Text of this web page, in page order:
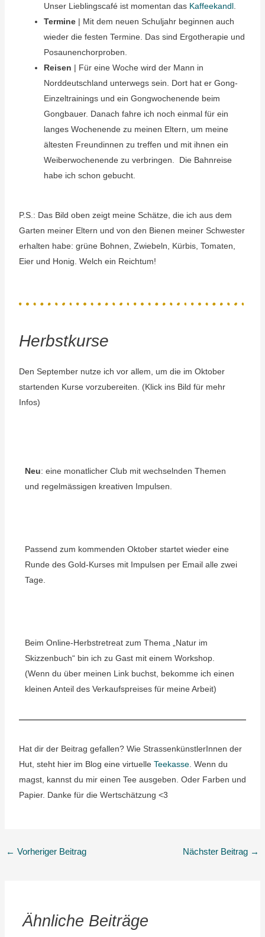
Unser Lieblingscafé ist momentan das Kaffeekandl.
Termine| Mit dem neuen Schuljahr beginnen auch
wieder die festen Termine. Das sind Ergotherapie und
Posaunenchorproben.
Reisen | Für eine Woche wird der Mann in
Norddeutschland unterwegs sein. Dort hat er Gong-
Einzeltrainings und ein Gongwochenende beim
Gongbauer. Danach fahre ich noch einmal für ein
langes Wochenende zu meinen Eltern, um meine
ältesten Freundinnen zu treffen und mit ihnen ein
Weiberwochenende zu verbringen. Die Bahnreise
habe ich schon gebucht.
P.S.: Das Bild oben zeigt meine Schätze, die ich aus dem
Garten meiner Eltern und von den Bienen meiner Schwester
erhalten habe: grüne Bohnen, Zwiebeln, Kürbis, Tomaten,
Eier und Honig. Welch ein Reichtum!
Herbstkurse
Den September nutze ich vor allem, um die im Oktober
startenden Kurse vorzubereiten. (Klick ins Bild für mehr
Infos)
Neu: eine monatlicher Club mit wechselnden Themen
und regelmässigen kreativen Impulsen.
Passend zum kommenden Oktober startet wieder eine
Runde des Gold-Kurses mit Impulsen per Email alle zwei
Tage.
Beim Online-Herbstretreat zum Thema „Natur im
Skizzenbuch“ bin ich zu Gast mit einem Workshop.
(Wenn du über meinen Link buchst, bekomme ich einen
kleinen Anteil des Verkaufspreises für meine Arbeit)
Hat dir der Beitrag gefallen? Wie StrassenkünstlerInnen der
Hut, steht hier im Blog eine virtuelle Teekasse. Wenn du
magst, kannst du mir einen Tee ausgeben. Oder Farben und
Papier. Danke für die Wertschätzung <3
← Vorheriger Beitrag Nächster Beitrag →
Ähnliche Beiträge